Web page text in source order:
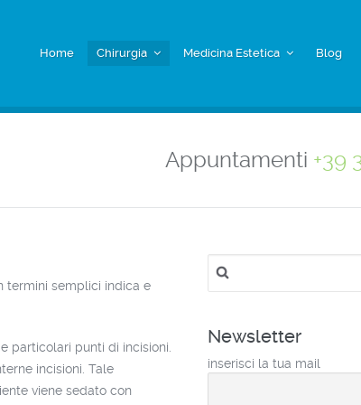
Home Chirurgia Medicina Estetica Blog
Appuntamenti +39
termini semplici indica e
particolari punti di incisioni.
incisioni. Tale
viene sedato con
per:
Newsletter
inserisci la tua mail